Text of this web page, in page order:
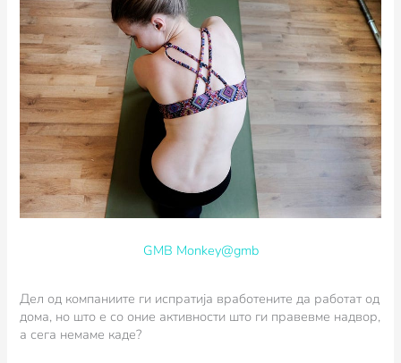
GMB Monkey@gmb
Дел од компаниите ги испратија вработените да работат од
дома, но што е со оние активности што ги правевме надвор,
а сега немаме каде?